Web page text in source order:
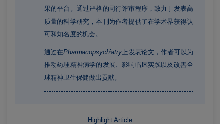
果的平台。通过严格的同行评审程序，致力于发表高
质量的科学研究，本刊为作者提供了在学术界获得认
可和知名度的机会。
通过在Pharmacopsychiatry 上发表论文，作者可以为
推动药理精神病学的发展、影响临床实践以及改善全
球精神卫生保健做出贡献。
Highlight Article